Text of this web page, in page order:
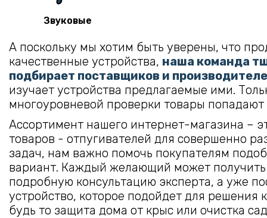
Звуковые
А поскольку мы хотим быть уверены, что
качественные устройства, наша команда
подбирает поставщиков и
изучает устройства предлагаемые ими.
многоуровневой проверки товары попадают
Ассортимент нашего интернет-магазина –
товаров - отпугивателей для совершенно
задач, нам важно помочь покупателям
вариант. Каждый желающий может
подробную консультацию эксперта, а уже
устройство, которое подойдет для решения
будь то защита дома от крыс или очистка